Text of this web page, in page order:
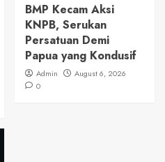
BMP Kecam Aksi
KNPB, Serukan
Persatuan Demi
Papua yang Kondusif
Admin
August 6, 2026
0